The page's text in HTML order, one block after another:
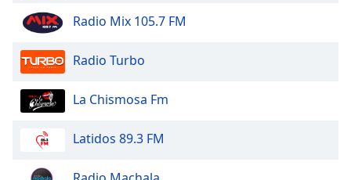
modal
window.
Beginning
dialog
window.
Escape
cancel
Radio Mix 105.7 FM
Radio Turbo
La Chismosa Fm
Latidos 89.3 FM